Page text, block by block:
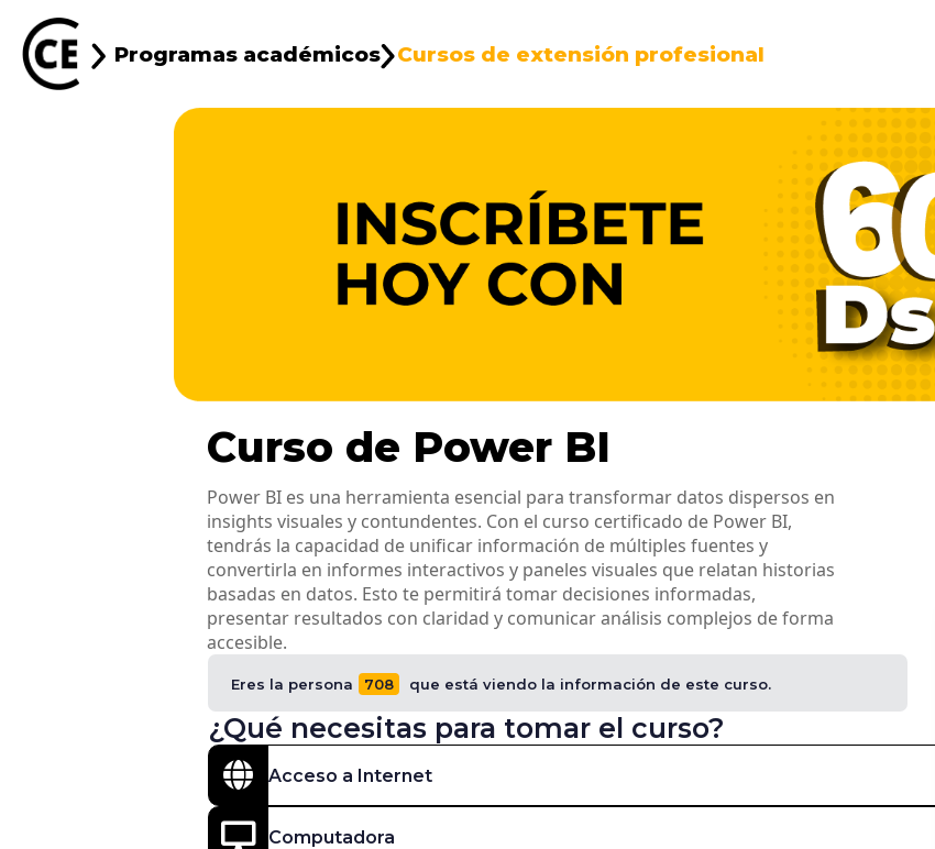
Programas académicos Cursos de extensión profesional
Curso de Power BI
Power BI es una herramienta esencial para transformar datos dispersos en
insights visuales y contundentes. Con el curso certificado de Power BI,
tendrás la capacidad de unificar información de múltiples fuentes y
convertirla en informes interactivos y paneles visuales que relatan historias
basadas en datos. Esto te permitirá tomar decisiones informadas,
presentar resultados con claridad y comunicar análisis complejos de forma
accesible.
Eres la persona 708 que está viendo la información de este curso.
¿Qué necesitas para tomar el curso?
Acceso a Internet
Computadora